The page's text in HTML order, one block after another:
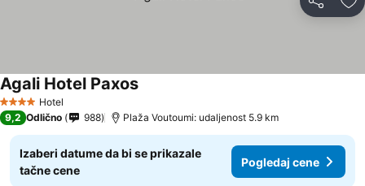
Deli
4 ZvezdiceHotel
Agali Hotel PaxosPogledaj cene
9,2 Odlično 988 Plaža Voutoumi: udaljenost 5.9 km
Izaberi datume da bi se prikazale
tačne cene
Pogledaj cene